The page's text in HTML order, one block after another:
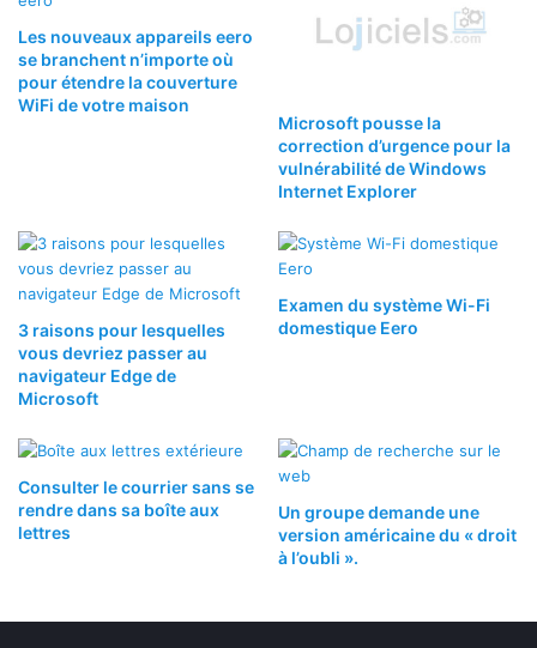
Les nouveaux appareils eero
se branchent n’importe où
pour étendre la couverture
WiFi de votre maison
Microsoft pousse la
correction d’urgence pour la
vulnérabilité de Windows
Internet Explorer
3 raisons pour lesquelles
vous devriez passer au
navigateur Edge de
Microsoft
Examen du système Wi-Fi
domestique Eero
Consulter le courrier sans se
rendre dans sa boîte aux
lettres
Un groupe demande une
version américaine du « droit
à l’oubli ».